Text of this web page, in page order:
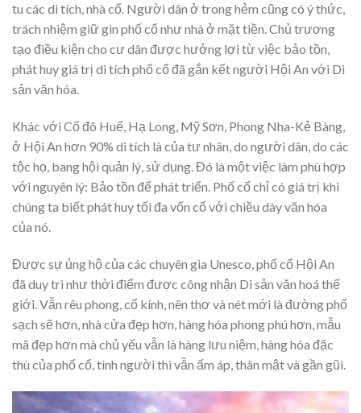
tu các di tích, nhà cổ. Người dân ở trong hẻm cũng có ý thức,
trách nhiệm giữ gìn phố cổ như nhà ở mặt tiền. Chủ trương
tạo điều kiện cho cư dân được hưởng lợi từ việc bảo tồn,
phát huy giá trị di tích phố cổ đã gắn kết người Hội An với Di
sản văn hóa.
Khác với Cố đô Huế, Hạ Long, Mỹ Sơn, Phong Nha-Kẻ Bàng,
ở Hội An hơn 90% di tích là của tư nhân, do người dân, do các
tộc họ, bang hội quản lý, sử dụng. Đó là một việc làm phù hợp
với nguyên lý: Bảo tồn để phát triển. Phố cổ chỉ có giá trị khi
chúng ta biết phát huy tối đa vốn cổ với chiều dày văn hóa
của nó.
Được sự ủng hộ của các chuyên gia Unesco, phố cổ Hội An
đã duy trì như thời điểm được công nhận Di sản văn hoá thế
giới. Vẫn rêu phong, cổ kính, nên thơ và nét mới là đường phố
sạch sẽ hơn, nhà cửa đẹp hơn, hàng hóa phong phú hơn, mẫu
mã đẹp hơn mà chủ yếu vẫn là hàng lưu niệm, hàng hóa đặc
thù của phố cổ, tình người thì vẫn ấm áp, thân mật và gần gũi.